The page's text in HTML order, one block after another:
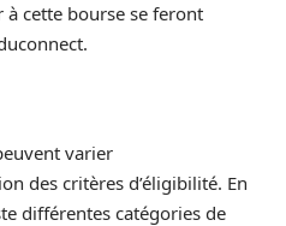
à cette bourse se feront
varier
des critères d’éligibilité. En
différentes catégories de